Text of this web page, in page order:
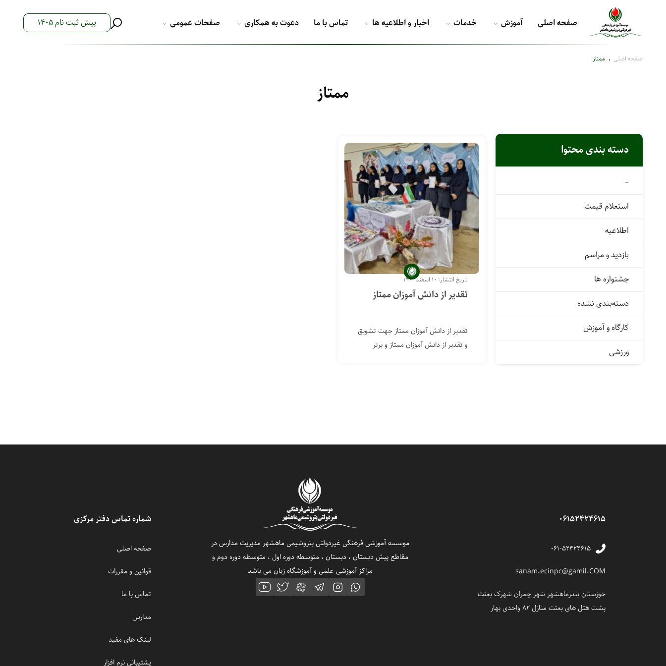
صفحه اصلی آموزش خدمات اخبار و اطلاعیه ها تماس با ما دعوت به همکاری صفحات عمومی پیش ثبت نام 1405
صفحه اصلی ممتاز
ممتاز
دسته بندی محتوا
–
استعلام قیمت
اطلاعیه
بازدید و مراسم
جشنواره ها
دسته‌بندی نشده
کارگاه و آموزش
ورزشی
تاریخ انتشار: ۱۰ اسفند ۱۴۰۱
تقدیر از دانش آموزان ممتاز
تقدیر از دانش آموزان ممتاز جهت تشویق
و تقدیر از دانش آموزان ممتاز و برتر
06152424615
۰۶۱-۵۲۴۲۴۶۱۵
sanam.ecinpc@gamil.COM
خوزستان بندرماهشهر شهر چمران شهرک بعثت
پشت هتل های بعثت منازل 82 واحدی بهار
موسسه آموزشی فرهنگی غیردولتی پتروشیمی ماهشهر مدیریت مدارس در
مقاطع پیش دبستان ، دبستان ، متوسطه دوره اول ، متوسطه دوره دوم و
مراکز آموزشی علمی و آموزشگاه زبان می باشد
شماره تماس دفتر مرکزی
صفحه اصلی
قوانین و مقررات
تماس با ما
مدارس
لینک های مفید
پشتیبانی نرم افزار